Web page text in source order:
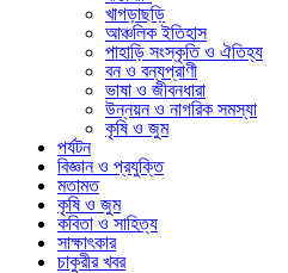
খাগড়াছড়ি
আঞ্চলিক ইতিহাস
পাহাড়ি সংস্কৃতি ও ঐতিহ্য
বন ও বন্যপ্রাণী
ভাষা ও জীবনধারা
উন্নয়ন ও নাগরিক সমস্যা
কৃষি ও জুম
পর্যটন
বিজ্ঞান ও প্রযুক্তি
মতামত
কৃষি ও জুম
কবিতা ও সাহিত্য
সাক্ষাৎকার
চাকুরীর খবর